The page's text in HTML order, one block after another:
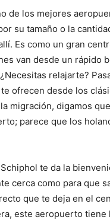
de los mejores
su tamaño o la
Es como un gran
van desde un rápido
relajarte?
ofrecen desde los
migración, digamos
parece que los
te da la
cerca como para que
que te deja en el
este aeropuerto tiene